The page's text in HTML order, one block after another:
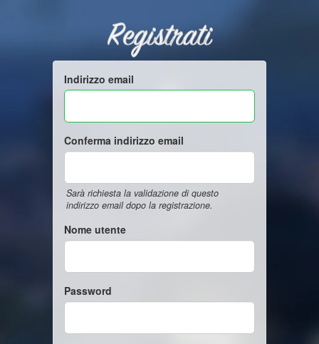
Registrati
Indirizzo email
Conferma indirizzo email
Sarà richiesta la validazione di questo
indirizzo email dopo la registrazione.
Nome utente
Password